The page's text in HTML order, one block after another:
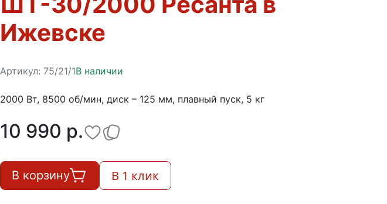
Ижевске
Артикул: 75/21/1В наличии
2000 Вт, 8500 об/мин, диск – 125 мм, плавный пуск, 5 кг
10 990 p.
В корзину В 1 клик